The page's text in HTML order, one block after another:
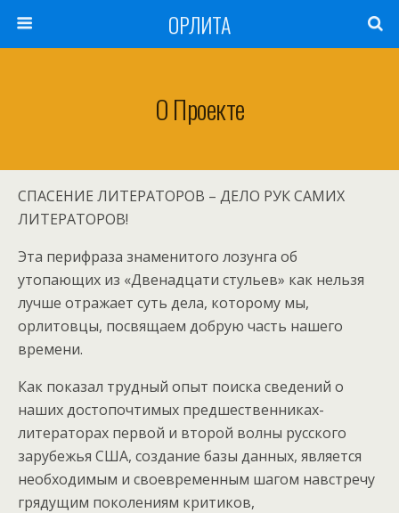
ОРЛИТА
О Проекте
СПАСЕНИЕ ЛИТЕРАТОРОВ – ДЕЛО РУК САМИХ
ЛИТЕРАТОРОВ!
Эта перифраза знаменитого лозунга об
утопающих из «Двенадцати стульев» как нельзя
лучше отражает суть дела, которому мы,
орлитовцы, посвящаем добрую часть нашего
времени.
Как показал трудный опыт поиска сведений о
наших достопочтимых предшественниках-
литераторах первой и второй волны русского
зарубежья США, создание базы данных, является
необходимым и своевременным шагом навстречу
грядущим поколениям критиков,